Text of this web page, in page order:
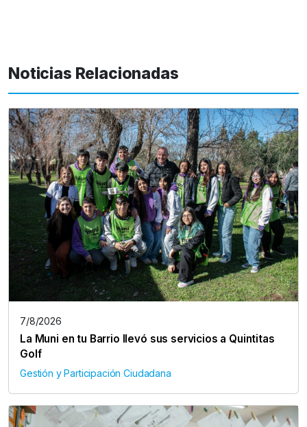
Noticias Relacionadas
7/8/2026
La Muni en tu Barrio llevó sus servicios a Quintitas
Golf
Gestión y Participación Ciudadana